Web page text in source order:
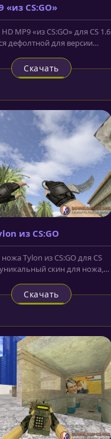
«из CS:GO»
MP9 «из CS:GO» для CS 1.6
дефолтной для версии
Скачать
из CS:GO
Tylon из CS:GO для CS
уникальный скин для ножа,
Скачать